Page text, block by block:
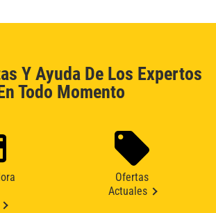
Y Ayuda De Los Expertos
Todo Momento
Ofertas
Actuales